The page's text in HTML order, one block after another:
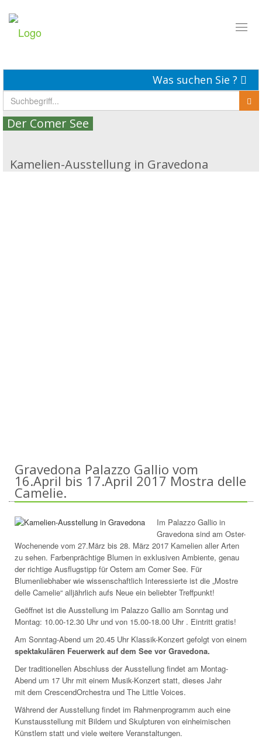
Was suchen Sie ?
Der Comer See
Kamelien-Ausstellung in Gravedona
Gravedona Palazzo Gallio vom
16.April bis 17.April 2017 Mostra delle
Camelie.
Im Palazzo Gallio in
Gravedona sind am Oster-
Wochenende vom 27.März bis 28. März 2017 Kamelien aller Arten
zu sehen. Farbenprächtige Blumen in exklusiven Ambiente, genau
der richtige Ausflugstipp für Ostern am Comer See. Für
Blumenliebhaber wie wissenschaftlich Interessierte ist die „Mostre
delle Camelie“ alljährlich aufs Neue ein beliebter Treffpunkt!
Geöffnet ist die Ausstellung im Palazzo Gallio am Sonntag und
Montag: 10.00-12.30 Uhr und von 15.00-18.00 Uhr . Eintritt gratis!
Am Sonntag-Abend um 20.45 Uhr Klassik-Konzert gefolgt von einem
spektakulären Feuerwerk auf dem See vor Gravedona.
Der traditionellen Abschluss der Ausstellung findet am Montag-
Abend um 17 Uhr mit einem Musik-Konzert statt, dieses Jahr
mit dem CrescendOrchestra und The Little Voices.
Während der Ausstellung findet im Rahmenprogramm auch eine
Kunstausstellung mit Bildern und Skulpturen von einheimischen
Künstlern statt und viele weitere Veranstaltungen.